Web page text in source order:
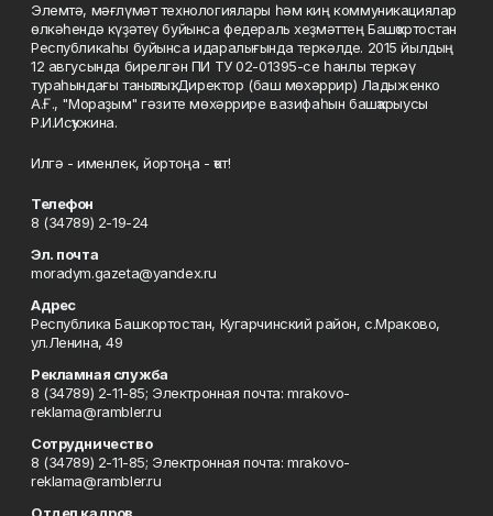
Элемтә, мәғлүмәт технологиялары һәм киң коммуникациялар
өлкәһендә күҙәтеү буйынса федераль хеҙмәттең Башҡортостан
Республикаһы буйынса идаралығында теркәлде. 2015 йылдың
12 авгусында бирелгән ПИ ТУ 02-01395-се һанлы теркәү
тураһындағы таныҡлыҡ. Директор (баш мөхәррир) Ладыженко
А.Ғ., "Мораҙым" гәзите мөхәррире вазифаһын башҡарыусы
Р.И.Исҡужина.
Илгә - именлек, йортоңа - ҡот!
Телефон
8 (34789) 2-19-24
Эл. почта
moradym.gazeta@yandex.ru
Адрес
Республика Башкортостан, Кугарчинский район, с.Мраково,
ул.Ленина, 49
Рекламная служба
8 (34789) 2-11-85; Электронная почта: mrakovo-
reklama@rambler.ru
Сотрудничество
8 (34789) 2-11-85; Электронная почта: mrakovo-
reklama@rambler.ru